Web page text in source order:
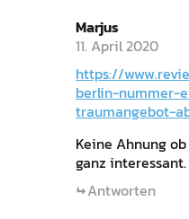
Marjus
11. April 2020
https://
berlin-nummer-
traumangebot-
Keine Ahnung
ganz interessant.
Antworten